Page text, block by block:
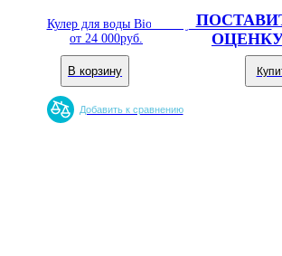
Кулер для воды Bio Family WBF 1000 LA
от24 000руб.
В корзину
Добавить к сравнению